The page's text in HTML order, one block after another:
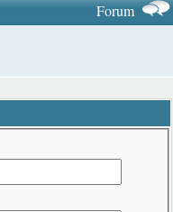
Forum